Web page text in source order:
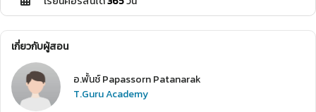
เกี่ยวกับผู้สอน
อ.พั้นช์ Papassorn Patanarak
T.Guru Academy